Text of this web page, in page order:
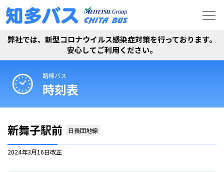
弊社では、新型コロナウイルス感染症対策を行っております。
安心してご利用ください。
路線バス
時刻表
新舞子駅前 日長団地線
2024年3月16日改正